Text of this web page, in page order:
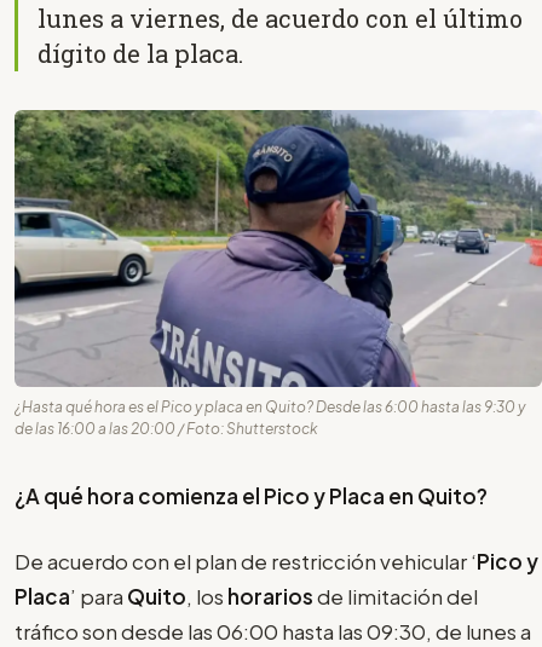
lunes a viernes, de acuerdo con el último
dígito de la placa.
¿Hasta qué hora es el Pico y placa en Quito? Desde las 6:00 hasta las 9:30 y
de las 16:00 a las 20:00 / Foto: Shutterstock
¿A qué hora comienza el Pico y Placa en Quito?
De acuerdo con el plan de restricción vehicular ‘Pico y
Placa’ para Quito, los horariosde limitación del
tráfico son desde las 06:00 hasta las 09:30, de lunes a